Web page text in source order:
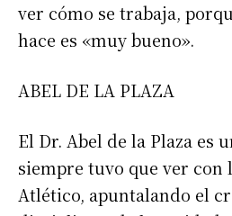
Suscribirme gratis
ver cómo se trabaja,
hace es «muy bueno».
ABEL DE LA PLAZA
El Dr. Abel de la Plaza es
siempre tuvo que ver
Atlético, apuntalando el